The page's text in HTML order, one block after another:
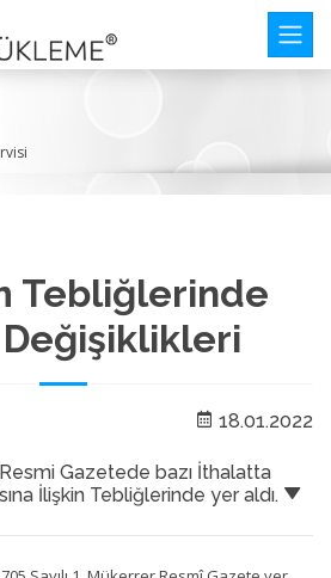
Tebliğlerinde
18.01.2022
Gazetede bazı İthalatta
İlişkin Tebliğlerinde yer aldı.